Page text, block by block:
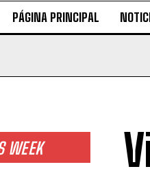
PÁGINA PRINCIPAL
WEEK